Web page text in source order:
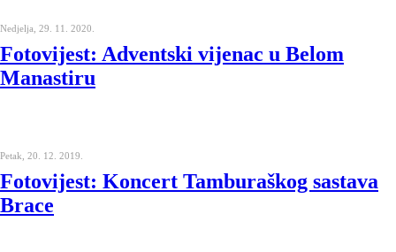
Nedjelja, 29. 11. 2020.
Fotovijest: Adventski vijenac u Belom
Manastiru
Petak, 20. 12. 2019.
Fotovijest: Koncert Tamburaškog sastava
Brace